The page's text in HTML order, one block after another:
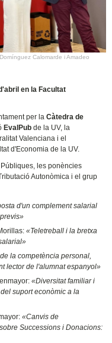
Calomarde i Amadeo
en la Facultat
per laCàtedra de
EvalPub de la UV, la
Valenciana i el
d'Economia de la UV.
les ponències
Autonòmica i el grup
d'un complement salarial
«Teletreball i la bretxa
la competència personal,
lector de l'alumnat espanyol»
«Diversitat familiar i
suport econòmic a la
«Canvis de
Successions i Donacions: